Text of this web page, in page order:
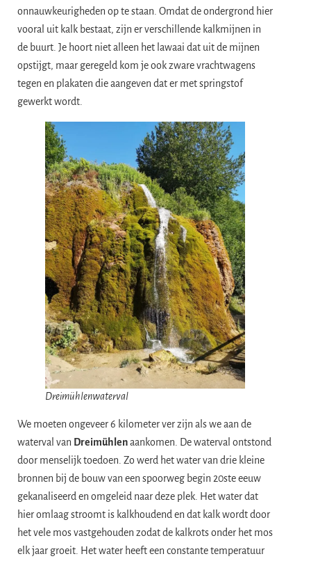
onnauwkeurigheden op te staan. Omdat de ondergrond hier
vooral uit kalk bestaat, zijn er verschillende kalkmijnen in
de buurt. Je hoort niet alleen het lawaai dat uit de mijnen
opstijgt, maar geregeld kom je ook zware vrachtwagens
tegen en plakaten die aangeven dat er met springstof
gewerkt wordt.
Dreimühlenwaterval
We moeten ongeveer 6 kilometer ver zijn als we aan de
waterval van Dreimühlenaankomen. De waterval ontstond
door menselijk toedoen. Zo werd het water van drie kleine
bronnen bij de bouw van een spoorweg begin 20ste eeuw
gekanaliseerd en omgeleid naar deze plek. Het water dat
hier omlaag stroomt is kalkhoudend en dat kalk wordt door
het vele mos vastgehouden zodat de kalkrots onder het mos
elk jaar groeit. Het water heeft een constante temperatuur